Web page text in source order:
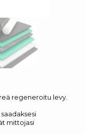
regeneroitu levy.
mittojasi